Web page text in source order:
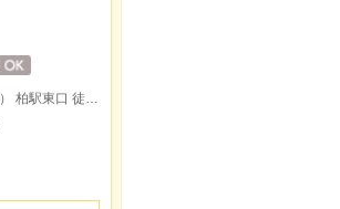
ＪＲ常磐線 柏駅東口 徒歩5分/武野田線（東武アーバンパークライン） 柏駅東口 徒歩5分